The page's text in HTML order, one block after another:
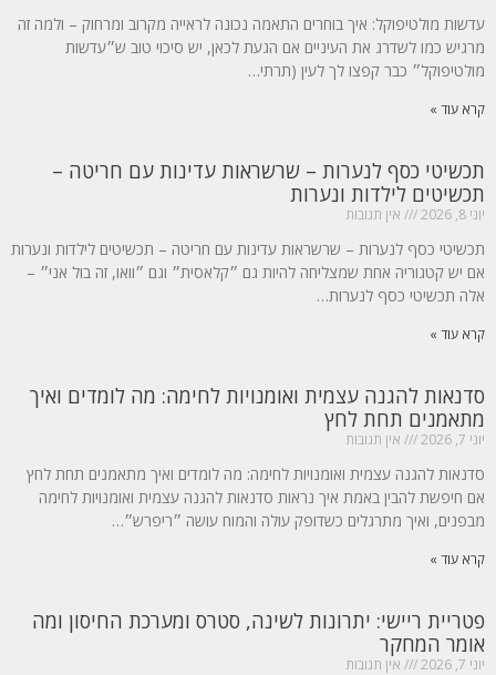
עדשות מולטיפוקל: איך בוחרים התאמה נכונה לראייה מקרוב ומרחוק – ולמה זה
מרגיש כמו לשדרג את העיניים אם הגעת לכאן, יש סיכוי טוב ש״עדשות
מולטיפוקל״ כבר קפצו לך לעין (תרתי…
קרא עוד »
תכשיטי כסף לנערות – שרשראות עדינות עם חריטה –
תכשיטים לילדות ונערות
יוני 8, 2026 אין תגובות
תכשיטי כסף לנערות – שרשראות עדינות עם חריטה – תכשיטים לילדות ונערות
אם יש קטגוריה אחת שמצליחה להיות גם ״קלאסית״ וגם ״וואו, זה בול אני״ –
אלה תכשיטי כסף לנערות…
קרא עוד »
סדנאות להגנה עצמית ואומנויות לחימה: מה לומדים ואיך
מתאמנים תחת לחץ
יוני 7, 2026 אין תגובות
סדנאות להגנה עצמית ואומנויות לחימה: מה לומדים ואיך מתאמנים תחת לחץ
אם חיפשת להבין באמת איך נראות סדנאות להגנה עצמית ואומנויות לחימה
מבפנים, ואיך מתרגלים כשדופק עולה והמוח עושה ״ריפרש״…
קרא עוד »
פטריית ריישי: יתרונות לשינה, סטרס ומערכת החיסון ומה
אומר המחקר
יוני 7, 2026 אין תגובות